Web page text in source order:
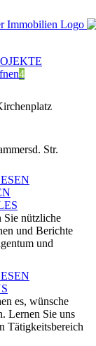
4
Str.
Sie nützliche
und Berichte
und
es, wünsche
Lernen Sie uns
Tätigkeitsbereich